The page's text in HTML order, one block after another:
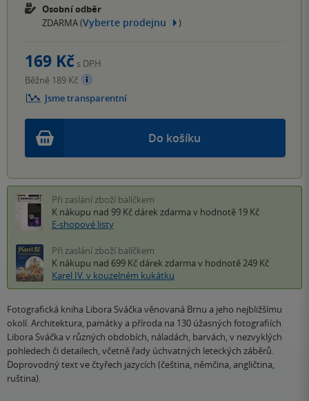
Osobní odběr
ZDARMA (Vyberte prodejnu )
Do košíku
169 Kč s DPH
Běžně 189 Kč
Jsme transparentní
Při zaslání zboží balíčkem
K nákupu nad 99 Kč dárek zdarma v hodnotě 19 Kč
E-shopové listy
Při zaslání zboží balíčkem
K nákupu nad 699 Kč dárek zdarma v hodnotě 249 Kč
Karel IV. v kouzelném kukátku
Fotografická kniha Libora Sváčka věnovaná Brnu a jeho nejbližšímu
okolí. Architektura, památky a příroda na 130 úžasných fotografiích
Libora Sváčka v různých obdobích, náladách, barvách, v nezvyklých
pohledech či detailech, včetně řady úchvatných leteckých záběrů.
Doprovodný text ve čtyřech jazycích (čeština, němčina, angličtina,
ruština).